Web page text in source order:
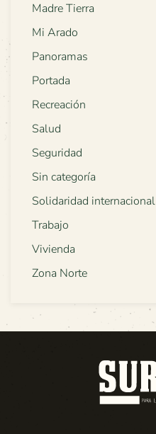
Madre Tierra
Mi Arado
Panoramas
Portada
Recreación
Salud
Seguridad
Sin categoría
Solidaridad internacional
Trabajo
Vivienda
Zona Norte